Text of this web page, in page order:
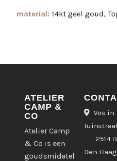
material: 14kt geel goud,
ATELIER
CAMP &
CO
Atelier Camp
& Co is een
goudsmidatelier
Vos in
2514
Den Haag